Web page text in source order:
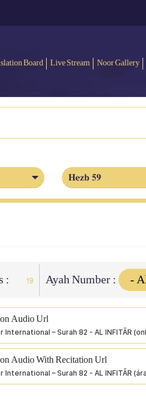
Board Live Stream Noor Gallery
Hezb 59
: 19 Ayah Number :
Audio Url
Audio With Recitation Url